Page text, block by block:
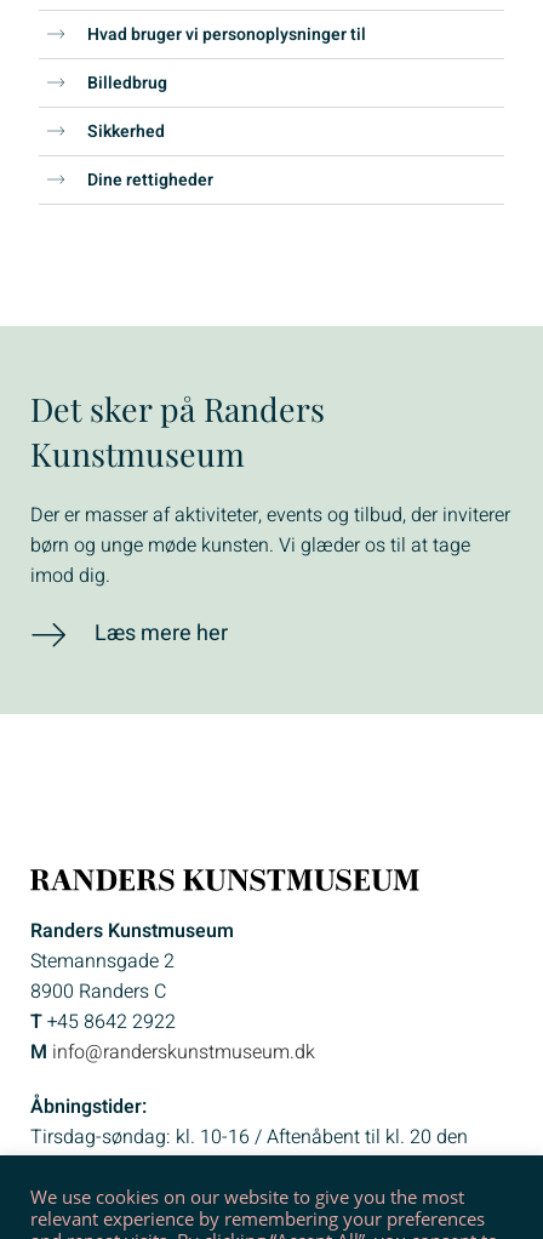
Hvad bruger vi personoplysninger til
Billedbrug
Sikkerhed
Dine rettigheder
Det sker på Randers
Kunstmuseum
Der er masser af aktiviteter, events og tilbud, der inviterer
børn og unge møde kunsten. Vi glæder os til at tage
imod dig.
Læs mere her
Randers Kunstmuseum
Stemannsgade 2
8900 Randers C
T+45 8642 2922
M info@randerskunstmuseum.dk
Åbningstider:
Tirsdag-søndag: kl. 10-16 / Aftenåbent til kl. 20 den
We use cookies on our website to give you the most
relevant experience by remembering your preferences